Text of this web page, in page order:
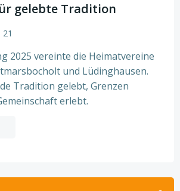
gelebte Tradition
21
2025 vereinte die Heimatvereine
und Lüdinghausen.
Tradition gelebt, Grenzen
erlebt.